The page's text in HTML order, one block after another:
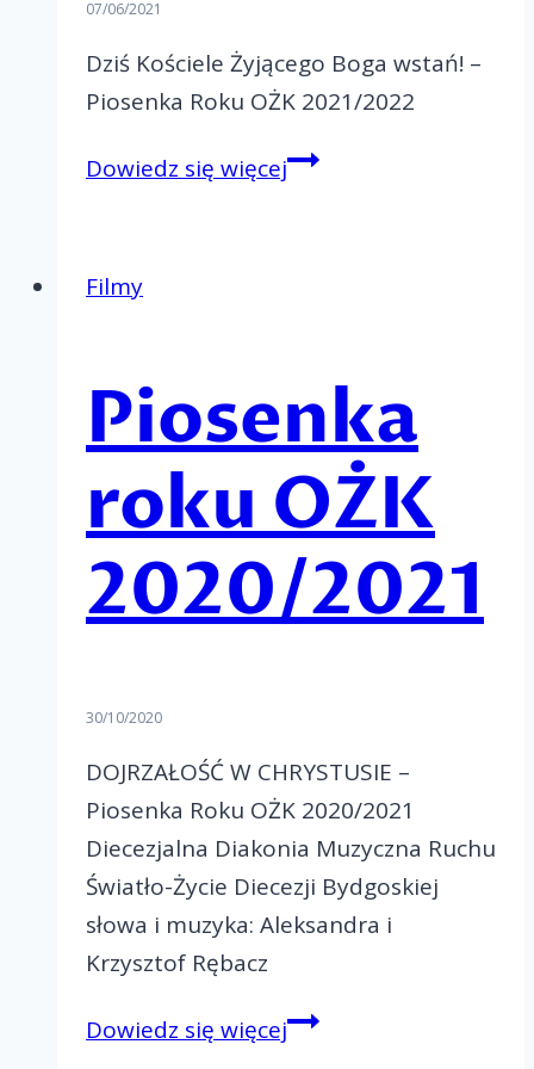
07/06/2021
Dziś Kościele Żyjącego Boga wstań! –
Piosenka Roku OŻK 2021/2022
Dowiedz się więcejPiosenka
Filmy
Piosenka
roku OŻK
2020/2021
30/10/2020
DOJRZAŁOŚĆ W CHRYSTUSIE –
Piosenka Roku OŻK 2020/2021
Diecezjalna Diakonia Muzyczna Ruchu
Światło-Życie Diecezji Bydgoskiej
słowa i muzyka: Aleksandra i
Krzysztof Rębacz
Dowiedz się więcejPiosenka